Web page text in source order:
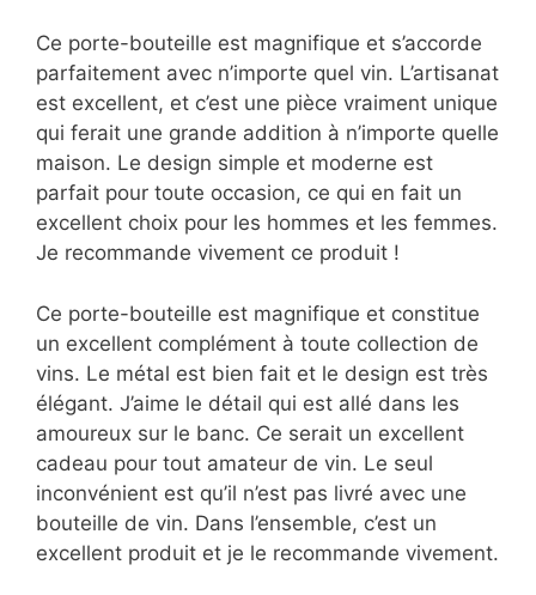
Ce porte-bouteille est magnifique et s’accorde
parfaitement avec n’importe quel vin. L’artisanat
est excellent, et c’est une pièce vraiment unique
qui ferait une grande addition à n’importe quelle
maison. Le design simple et moderne est
parfait pour toute occasion, ce qui en fait un
excellent choix pour les hommes et les femmes.
Je recommande vivement ce produit !
Ce porte-bouteille est magnifique et constitue
un excellent complément à toute collection de
vins. Le métal est bien fait et le design est très
élégant. J’aime le détail qui est allé dans les
amoureux sur le banc. Ce serait un excellent
cadeau pour tout amateur de vin. Le seul
inconvénient est qu’il n’est pas livré avec une
bouteille de vin. Dans l’ensemble, c’est un
excellent produit et je le recommande vivement.